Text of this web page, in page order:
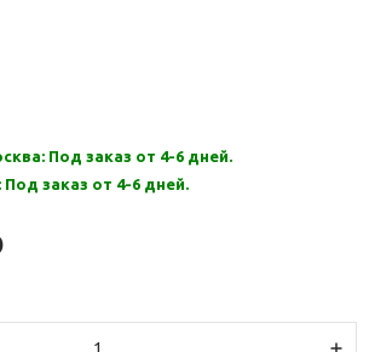
Под заказ от 4-6 дней.
заказ от 4-6 дней.